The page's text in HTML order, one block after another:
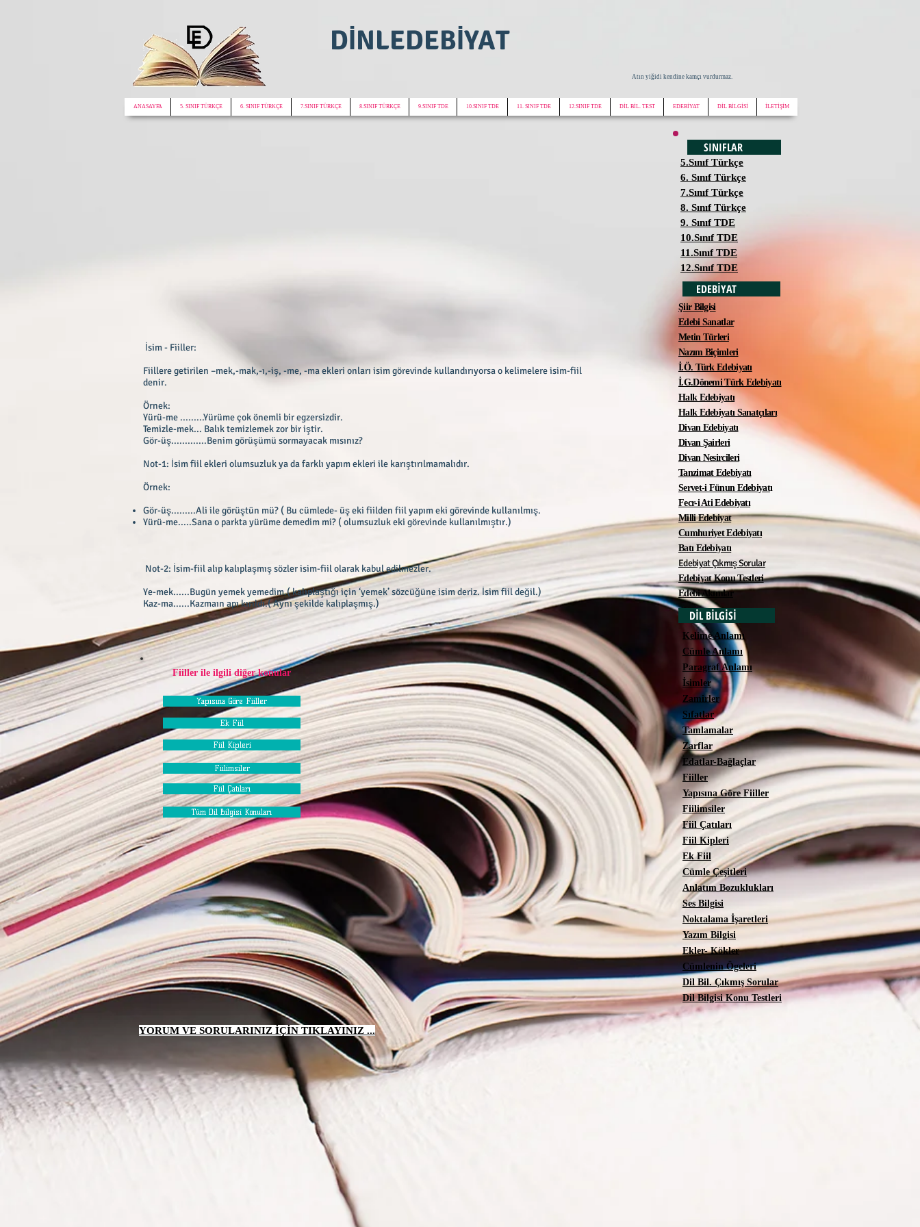
DİNLEDEBİYAT
Atın yiğidi kendine kamçı vurdurmaz.
ANASAYFA 5. SINIF TÜRKÇE 6. SINIF TÜRKÇE 7.SINIF TÜRKÇE 8.SINIF TÜRKÇE 9.SINIF TDE 10.SINIF TDE 11. SINIF TDE 12.SINIF TDE DİL BİL. TEST EDEBİYAT DİL BİLGİSİ İLETİŞİM
İsim - Fiiller:
Fiillere getirilen –mek,-mak,-ı,-iş, -me, -ma ekleri onları isim görevinde kullandırıyorsa o kelimelere isim-fiil
denir.
Örnek:
Yürü-me .........Yürüme çok önemli bir egzersizdir.
Temizle-mek... Balık temizlemek zor bir iştir.
Gör-üş.............Benim görüşümü sormayacak mısınız?
Not-1: İsim fiil ekleri olumsuzluk ya da farklı yapım ekleri ile karıştırılmamalıdır.
Örnek:
Gör-üş.........Ali ile görüştün mü? ( Bu cümlede- üş eki fiilden fiil yapım eki görevinde kullanılmış.
Yürü-me.....Sana o parkta yürüme demedim mi? ( olumsuzluk eki görevinde kullanılmıştır.)
Not-2: İsim-fiil alıp kalıplaşmış sözler isim-fiil olarak kabul edilmezler.
Ye-mek......Bugün yemek yemedim.( kalıplaştığı için ‘yemek’ sözcüğüne isim deriz. İsim fiil değil.)
Kaz-ma......Kazmaın apı kırıldı.( Aynı şekilde kalıplaşmış.)
Fiiller ile ilgili diğer konular
Yapısına Göre Fiiller
Ek Fiil
Fiil Kipleri
Fiilimsiler
Fiil Çatıları
Tüm Dil Bilgisi Konuları
SINIFLAR
5.Sınıf Türkçe
6. Sınıf Türkçe
7.Sınıf Türkçe
8. Sınıf Türkçe
9. Sınıf TDE
10.Sınıf TDE
11.Sınıf TDE
12.Sınıf TDE
EDEBİYAT
Şiir Bilgisi
Edebi Sanatlar
Metin Türleri
Nazım Biçimleri
İ.Ö. Türk Edebiyatı
İ.G.Dönemi Türk Edebiyatı
Halk Edebiyatı
Halk Edebiyatı Sanatçıları
Divan Edebiyatı
Divan Şairleri
Divan Nesircileri
Tanzimat Edebiyatı
Servet-i Fünun Edebiyatı
Fecr-i Ati Edebiyatı
Milli Edebiyat
Cumhuriyet Edebiyatı
Batı Edebiyatı
Edebiyat Çıkmış Sorular
Edebiyat Konu Testleri
Edebi Akımlar
DİL BİLGİSİ
Kelime Anlamı
Cümle Anlamı
Paragraf Anlamı
İsimler
Zamirler
Sıfatlar
Tamlamalar
Zarflar
Edatlar-Bağlaçlar
Fiiller
Yapısına Göre Fiiller
Fiilimsiler
Fiil Çatıları
Fiil Kipleri
Ek Fiil
Cümle Çeşitleri
Anlatım Bozuklukları
Ses Bilgisi
Noktalama İşaretleri
Yazım Bilgisi
Ekler- Kökler
Cümlenin Ögeleri
Dil Bil. Çıkmış Sorular
Dil Bilgisi Konu Testleri
YORUM VE SORULARINIZ İÇİN TIKLAYINIZ ...